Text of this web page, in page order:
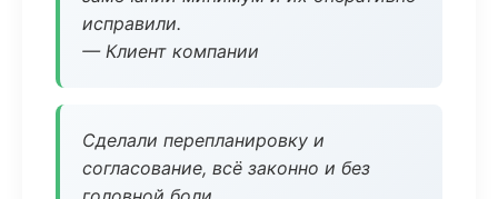
исправили.
— Клиент компании
Сделали перепланировку и
согласование, всё законно и без